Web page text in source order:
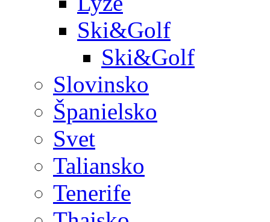
Ski&Golf
Ski&Golf
Slovinsko
Španielsko
Svet
Taliansko
Tenerife